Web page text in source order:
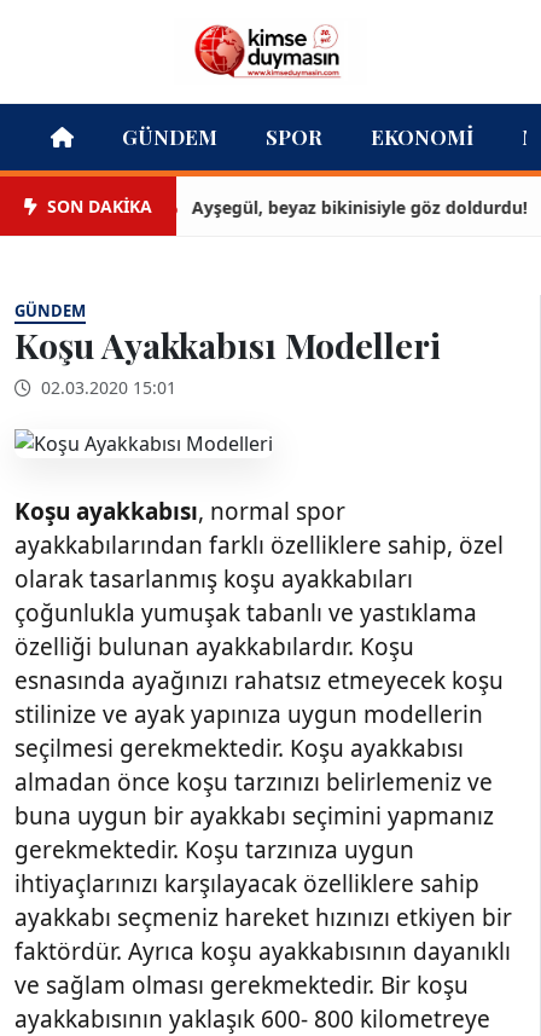
GÜNDEM SPOR EKONOMI
SON DAKİKAAyşegül, beyaz bikinisiyle göz doldurdu!
GÜNDEM
Koşu Ayakkabısı Modelleri
02.03.2020 15:01
Koşu ayakkabısı, normal spor
ayakkabılarından farklı özelliklere sahip, özel
olarak tasarlanmış koşu ayakkabıları
çoğunlukla yumuşak tabanlı ve yastıklama
özelliği bulunan ayakkabılardır. Koşu
esnasında ayağınızı rahatsız etmeyecek koşu
stilinize ve ayak yapınıza uygun modellerin
seçilmesi gerekmektedir. Koşu ayakkabısı
almadan önce koşu tarzınızı belirlemeniz ve
buna uygun bir ayakkabı seçimini yapmanız
gerekmektedir. Koşu tarzınıza uygun
ihtiyaçlarınızı karşılayacak özelliklere sahip
ayakkabı seçmeniz hareket hızınızı etkiyen bir
faktördür. Ayrıca koşu ayakkabısının dayanıklı
ve sağlam olması gerekmektedir. Bir koşu
ayakkabısının yaklaşık 600- 800 kilometreye